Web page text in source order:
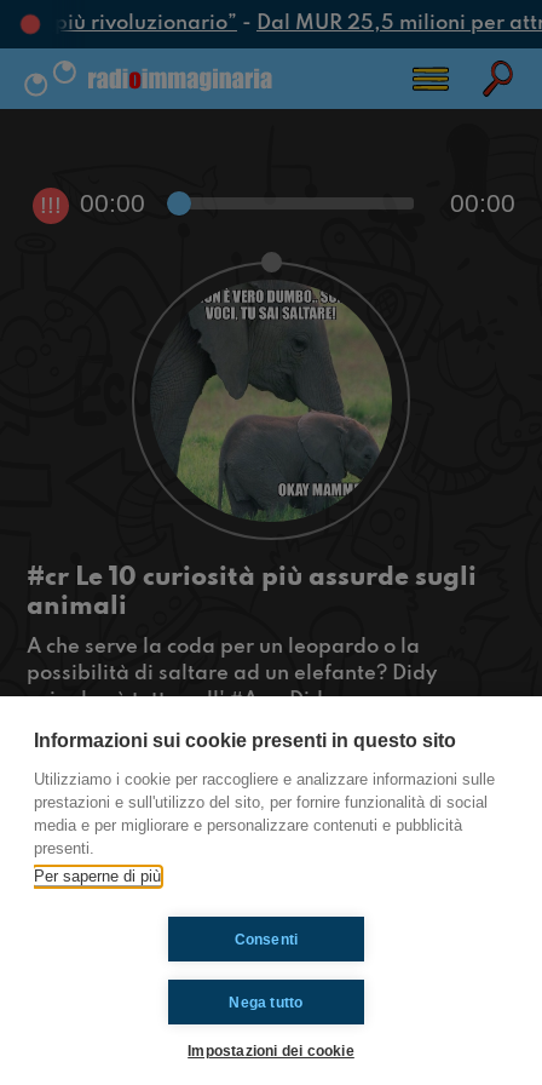
più rivoluzionario”- Dal MUR 25,5 milioni per
!!! 00:00 00:00
#cr Le 10 curiosità più assurde sugli
animali
A che serve la coda per un leopardo o la
possibilità di saltare ad un elefante? Didy
spiegherà tutto nell' #ArcaDidy
assurdo che abbiate mai sentito parlare. Formula
E, il campionato delle auto da corsa elettriche
#OkkinSu www.radioimmaginaria.it
Cremona
Ti è piaciuto? Condividilo!
Informazioni sui cookie presenti in questo sito
Utilizziamo i cookie per raccogliere e analizzare informazioni sulle
prestazioni e sull'utilizzo del sito, per fornire funzionalità di social
media e per migliorare e personalizzare contenuti e pubblicità
presenti.
Per saperne di più
Nega tutto
Consenti
Impostazioni dei cookie